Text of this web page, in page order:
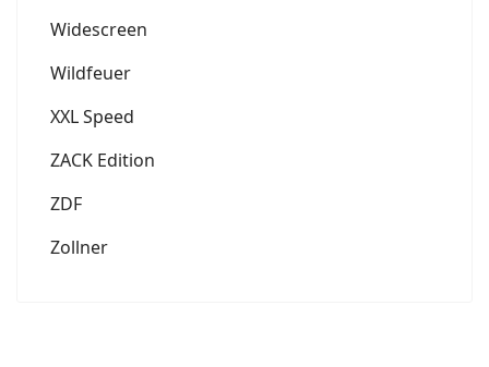
Widescreen
Wildfeuer
XXL Speed
ZACK Edition
ZDF
Zollner